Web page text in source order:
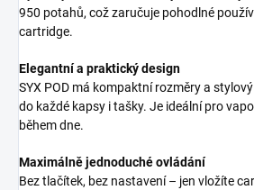
950 potahů, což zaručuje pohodlné
cartridge.
Elegantní a praktický design
SYX POD má kompaktní rozměry a
do každé kapsy i tašky. Je ideální pro
během dne.
Maximálně jednoduché ovládání
Bez tlačítek, bez nastavení – jen vložíte